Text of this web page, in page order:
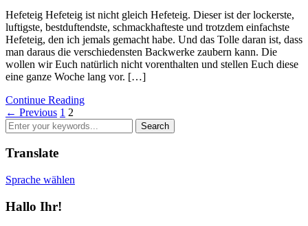
Hefeteig Hefeteig ist nicht gleich Hefeteig. Dieser ist der lockerste,
luftigste, bestduftendste, schmackhafteste und trotzdem einfachste
Hefeteig, den ich jemals gemacht habe. Und das Tolle daran ist, dass
man daraus die verschiedensten Backwerke zaubern kann. Die
wollen wir Euch natürlich nicht vorenthalten und stellen Euch diese
eine ganze Woche lang vor. […]
Continue Reading
← Previous 1 2
Translate
Sprache wählen
Hallo Ihr!